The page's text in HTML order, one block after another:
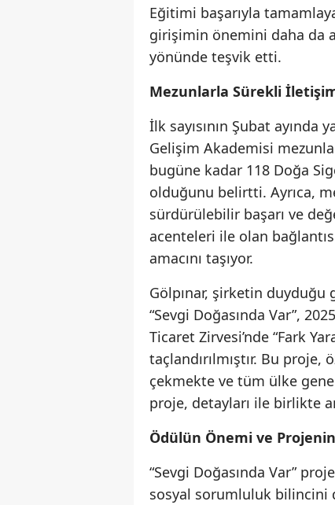
Eğitimi başarıyla
girişimin önemini daha da
yönünde teşvik etti.
Mezunlarla Sürekli
İlk sayısının Şubat
Gelişim Akademisi
bugüne kadar 118 Doğa
olduğunu belirtti. Ayrıca,
sürdürülebilir başarı ve
acenteleri ile olan
amacını taşıyor.
Gölpınar, şirketin
“Sevgi Doğasında Var”,
Ticaret Zirvesi’nde “Fark
taçlandırılmıştır. Bu
çekmekte ve tüm ülke
proje, detayları ile birlikte
Ödülün Önemi ve
“Sevgi Doğasında Var”
sosyal sorumluluk bilincini